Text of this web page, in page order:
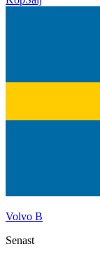
Volvo B
Senast